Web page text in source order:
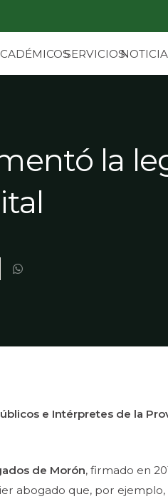
SERVICIOS
la
e Intérpretes de la
de Morón, firmado en
abogado que, por